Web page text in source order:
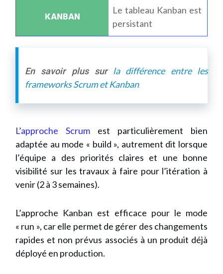
Le tableau Kanban est
persistant
En savoir plus sur la différence entre les
frameworks Scrum et Kanban.
L’approche Scrum est particulièrement bien
adaptée au mode « build », autrement dit lorsque
l’équipe a des priorités claires et une bonne
visibilité sur les travaux à faire pour l’itération à
venir (2 à 3 semaines).
L’approche Kanban est efficace pour le mode
« run », car elle permet de gérer des changements
rapides et non prévus associés à un produit déjà
déployé en production.